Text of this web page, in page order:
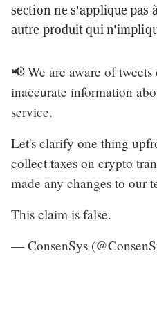
section ne s'applique pas
autre produit qui
📢 We are aware of
inaccurate information
service.
Let's clarify one thing
collect taxes on crypto
made any changes to our
This claim is false.
— ConsenSys